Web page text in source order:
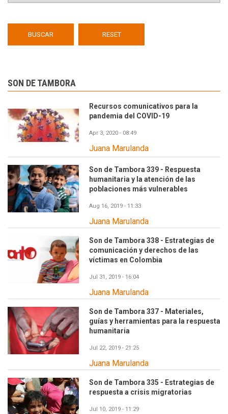
SON DE TAMBORA
Recursos comunicativos para la
pandemia del COVID-19
Apr 3, 2020 - 08:49
Juana Marulanda
Son de Tambora 339 - Respuesta
humanitaria y la atención de las
poblaciones más vulnerables
Aug 16, 2019 - 11:33
Juana Marulanda
Son de Tambora 338 - Estrategias de
comunicación y derechos de las
víctimas en Colombia
Jul 31, 2019 - 16:04
Juana Marulanda
Son de Tambora 337 - Materiales,
guías y herramientas para la respuesta
humanitaria
Jul 22, 2019 - 21:25
Juana Marulanda
Son de Tambora 335 - Estrategias de
respuesta a crisis migratorias
Jul 10, 2019 - 11:29